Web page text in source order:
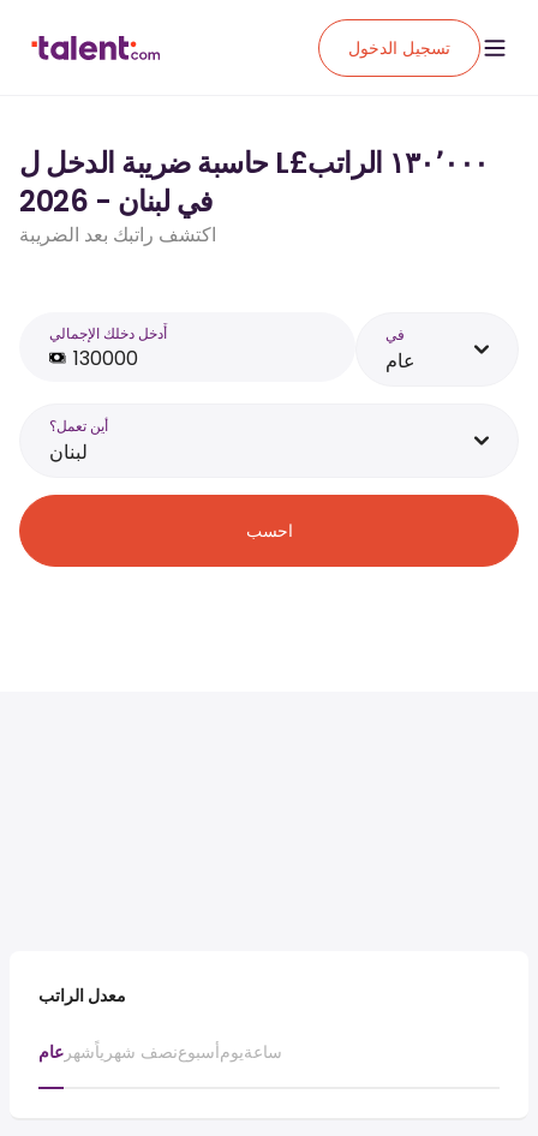
تسجيل الدخول
حاسبة ضريبة الدخل ل L£‏١٣٠٬٠٠٠ الراتب
في لبنان - 2026
اكتشف راتبك بعد الضريبة
أَدخل دخلك الإجمالي في
عام
أين تعمل؟
لبنان
احسب
معدل الراتب
عام شهرنصف شهرياًأسبوعيومساعة